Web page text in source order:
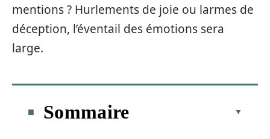
mentions ? Hurlements de joie ou larmes de
déception, l’éventail des émotions sera
large.
Sommaire